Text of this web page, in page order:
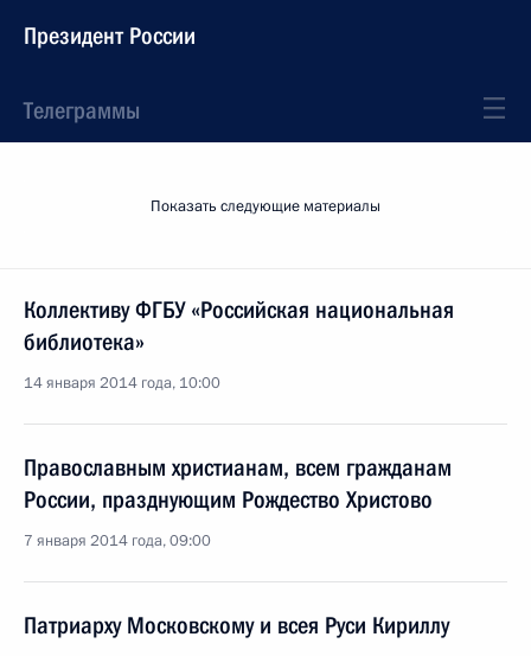
Президент России
Телеграммы
Показать следующие материалы
Коллективу ФГБУ «Российская национальная
библиотека»
14 января 2014 года, 10:00
Православным христианам, всем гражданам
России, празднующим Рождество Христово
7 января 2014 года, 09:00
Патриарху Московскому и всея Руси Кириллу